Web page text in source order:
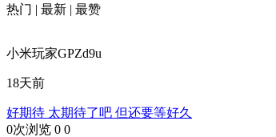
热门 | 最新 | 最赞
小米玩家GPZd9u
18天前
好期待 太期待了吧 但还要等好久
0次浏览 0 0